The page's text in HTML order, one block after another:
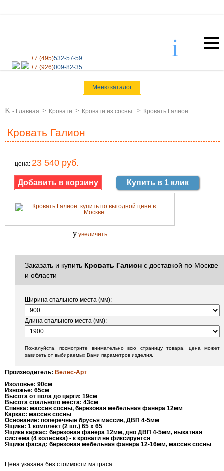
+7 (495)532-57-59
+7 (926)009-82-35
i
Меню каталог
K - Главная > Кровати > Кровати из сосны > Кровать Галион
Кровать Галион
цена: 23 540 руб.
Купить в 1 клик
y увеличить
Заказать и купить Кровать Галион с доставкой по Москве
и области
Ширина спального места (мм):
Длина спального места (мм):
Пожалуйста, посмотрите внимательно всю страницу товара, цена может
зависеть от выбираемых Вами параметров изделия.
Производитель: Велес-Арт
Изоловье: 90см
Изножье: 65см
Высота от пола до царги: 19см
Высота спального места: 43см
Спинка: массив сосны, березовая мебельная фанера 12мм
Каркас: массив сосны
Основание: поперечные брусья массив, ДВП 4-5мм
Ящики: 1 комплект (2 шт.) 65 х 65
Ящики каркас: березовая фанера 12мм, дно ДВП 4-5мм, выкатная
система (4 колесика) - к кровати не фиксируется
Ящики фасад: березовая мебельная фанера 12-16мм, массив сосны
Цена указана без стоимости матраса.